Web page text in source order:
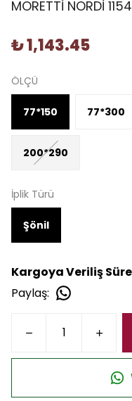
MORETTİ NORDİ
₺ 1,143.45
ÖLÇÜ
77*150 77*300
200*290
İplik Türü
Şönil
Kargoya Veriliş
Paylaş: